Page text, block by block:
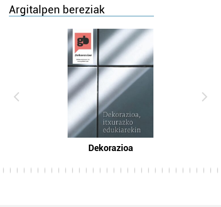
Argitalpen bereziak
Dekorazioa